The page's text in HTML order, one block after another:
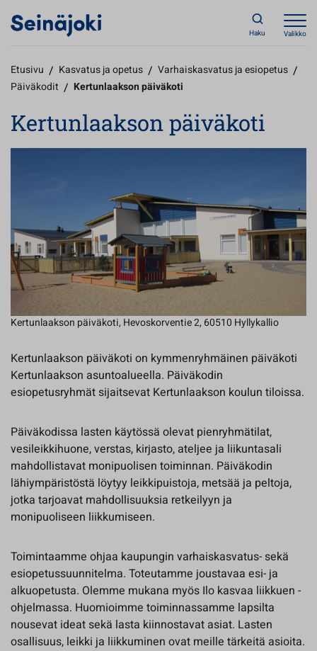
Haku Valikko
Etusivu / Kasvatus ja opetus / Varhaiskasvatus ja esiopetus /
Päiväkodit / Kertunlaakson päiväkoti
Kertunlaakson päiväkoti
Kertunlaakson päiväkoti, Hevoskorventie 2, 60510 Hyllykallio
Kertunlaakson päiväkoti on kymmenryhmäinen päiväkoti
Kertunlaakson asuntoalueella. Päiväkodin
esiopetusryhmät sijaitsevat Kertunlaakson koulun tiloissa.
Päiväkodissa lasten käytössä olevat pienryhmätilat,
vesileikkihuone, verstas, kirjasto, ateljee ja liikuntasali
mahdollistavat monipuolisen toiminnan. Päiväkodin
lähiympäristöstä löytyy leikkipuistoja, metsää ja peltoja,
jotka tarjoavat mahdollisuuksia retkeilyyn ja
monipuoliseen liikkumiseen.
Toimintaamme ohjaa kaupungin varhaiskasvatus- sekä
esiopetussuunnitelma. Toteutamme joustavaa esi- ja
alkuopetusta. Olemme mukana myös Ilo kasvaa liikkuen -
ohjelmassa. Huomioimme toiminnassamme lapsilta
nousevat ideat sekä lasta kiinnostavat asiat. Lasten
osallisuus, leikki ja liikkuminen ovat meille tärkeitä asioita.